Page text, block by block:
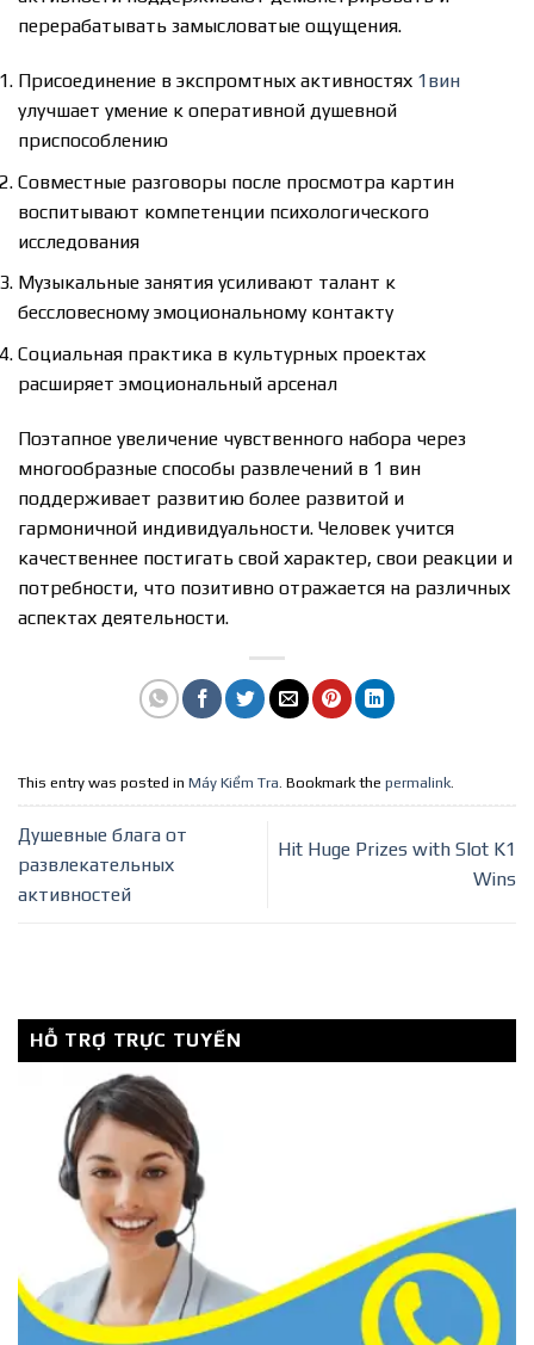
перерабатывать замысловатые ощущения.
Присоединение в экспромтных активностях 1вин
улучшает умение к оперативной душевной
приспособлению
Совместные разговоры после просмотра картин
воспитывают компетенции психологического
исследования
Музыкальные занятия усиливают талант к
бессловесному эмоциональному контакту
Социальная практика в культурных проектах
расширяет эмоциональный арсенал
Поэтапное увеличение чувственного набора через
многообразные способы развлечений в 1 вин
поддерживает развитию более развитой и
гармоничной индивидуальности. Человек учится
качественнее постигать свой характер, свои реакции и
потребности, что позитивно отражается на различных
аспектах деятельности.
This entry was posted in Máy Kiểm Tra . Bookmark the permalink
Душевные блага от
развлекательных
активностей
Hit Huge Prizes with Slot K1
Wins
HỖ TRỢ TRỰC TUYẾN